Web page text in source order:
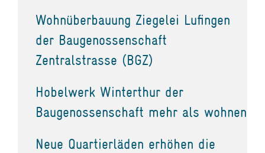
Wohnüberbauung Ziegelei Lufingen
der Baugenossenschaft
Zentralstrasse (BGZ)
Hobelwerk Winterthur der
Baugenossenschaft mehr als wohnen
Neue Quartierläden erhöhen die